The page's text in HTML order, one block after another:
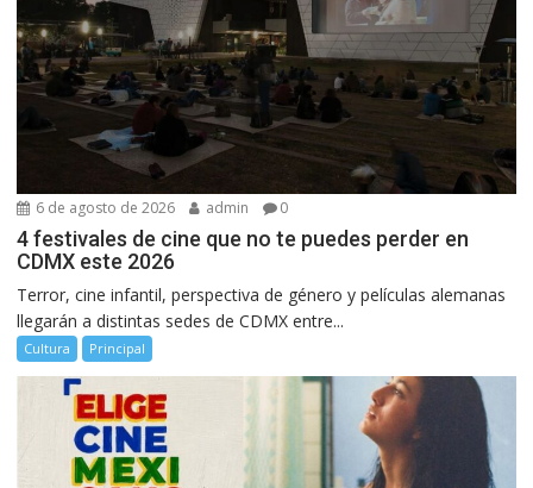
6 de agosto de 2026 admin 0
4 festivales de cine que no te puedes perder en
CDMX este 2026
Terror, cine infantil, perspectiva de género y películas alemanas
llegarán a distintas sedes de CDMX entre...
Cultura Principal